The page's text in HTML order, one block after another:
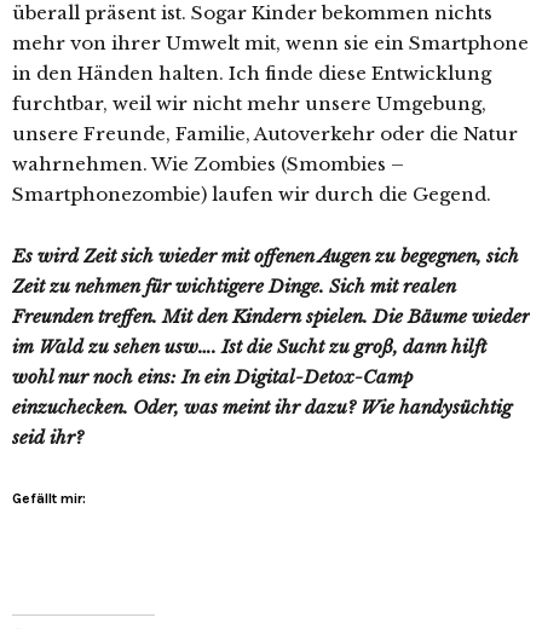
überall präsent ist. Sogar Kinder bekommen nichts
mehr von ihrer Umwelt mit, wenn sie ein Smartphone
in den Händen halten. Ich finde diese Entwicklung
furchtbar, weil wir nicht mehr unsere Umgebung,
unsere Freunde, Familie, Autoverkehr oder die Natur
wahrnehmen. Wie Zombies (Smombies –
Smartphonezombie) laufen wir durch die Gegend.
Es wird Zeit sich wieder mit offenen Augen zu begegnen, sich
Zeit zu nehmen für wichtigere Dinge. Sich mit realen
Freunden treffen. Mit den Kindern spielen. Die Bäume wieder
im Wald zu sehen usw…. Ist die Sucht zu groß, dann hilft
wohl nur noch eins: In ein Digital-Detox-Camp
einzuchecken. Oder, was meint ihr dazu? Wie handysüchtig
seid ihr?
Gefällt mir: